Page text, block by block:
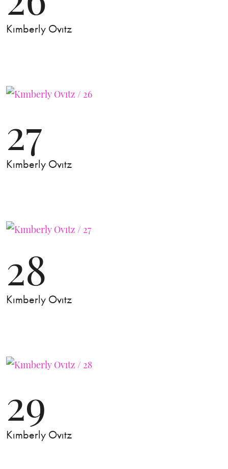
Kımberly Ovıtz
27
Kımberly Ovıtz
28
Kımberly Ovıtz
29
Kımberly Ovıtz